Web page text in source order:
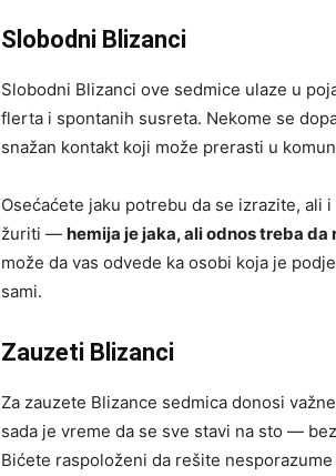
Slobodni Blizanci
Slobodni Blizanci ove sedmice ulaze u
flerta i spontanih susreta. Nekome se
snažan kontakt koji može prerasti u
Osećaćete jaku potrebu da se izrazite,
žuriti — hemija je jaka, ali odnos treba da
može da vas odvede ka osobi koja je
sami.
Zauzeti Blizanci
Za zauzete Blizance sedmica donosi
sada je vreme da se sve stavi na sto —
Bićete raspoloženi da rešite